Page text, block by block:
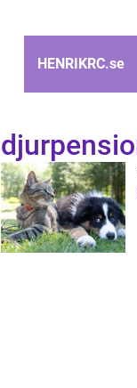
HENRIKRC.se